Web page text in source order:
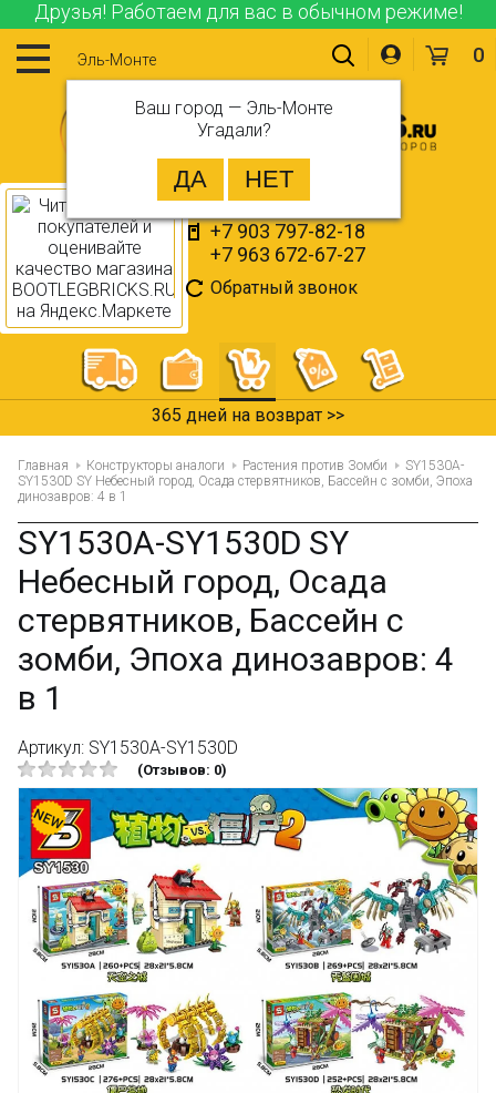
Друзья! Работаем для вас в обычном режиме!
Эль-Монте
Ваш город — Эль-Монте
Угадали?
+7 903 797-82-18
+7 963 672-67-27
Обратный звонок
0
365 дней на возврат >>
Главная Конструкторы аналоги Растения против Зомби
SY1530A-
SY1530D SY Небесный город, Осада стервятников, Бассейн с зомби, Эпоха
динозавров: 4 в 1
SY1530A-SY1530D SY
Небесный город, Осада
стервятников, Бассейн с
зомби, Эпоха динозавров: 4
в 1
Артикул: SY1530A-SY1530D
(Отзывов: 0)